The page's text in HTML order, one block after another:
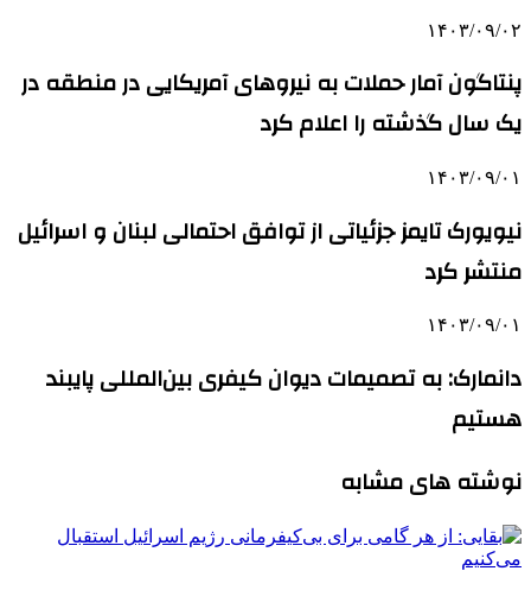
۱۴۰۳/۰۹/۰۲
پنتاگون آمار حملات به نیروهای آمریکایی در منطقه در
یک سال گذشته را اعلام کرد
۱۴۰۳/۰۹/۰۱
نیویورک تایمز جزئیاتی از توافق احتمالی لبنان و اسرائیل
منتشر کرد
۱۴۰۳/۰۹/۰۱
دانمارک: به تصمیمات دیوان کیفری بین‌المللی پایبند
هستیم
نوشته های مشابه